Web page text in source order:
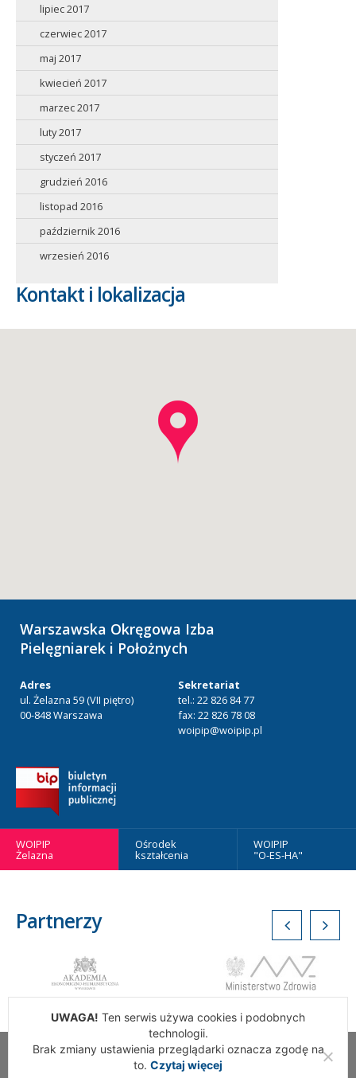
lipiec 2017
czerwiec 2017
maj 2017
kwiecień 2017
marzec 2017
luty 2017
styczeń 2017
grudzień 2016
listopad 2016
październik 2016
wrzesień 2016
Kontakt i lokalizacja
Warszawska Okręgowa Izba
Pielęgniarek i Położnych
Adres
ul. Żelazna 59 (VII piętro)
00-848 Warszawa
Sekretariat
tel.: 22 826 84 77
fax: 22 826 78 08
woipip@woipip.pl
WOIPIP
Żelazna
Ośrodek
kształcenia
WOIPIP
"O-ES-HA"
Partnerzy
Wszelkie Prawa Zastrzeżone. Warszawska Okręgowa Izba
Pielęgniarek i Położnych
UWAGA! Ten serwis używa cookies i podobnych
technologii.
Brak zmiany ustawienia przeglądarki oznacza zgodę na
to. Czytaj więcej